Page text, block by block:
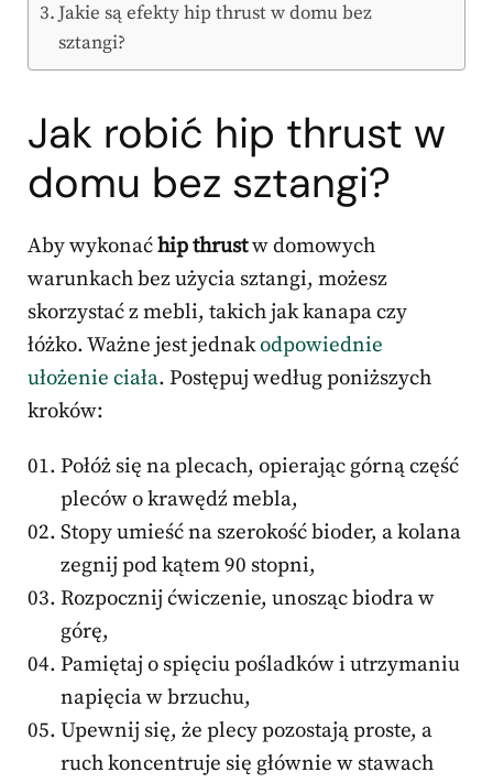
Jakie są efekty hip thrust w domu bez
sztangi?
Jak robić hip thrust w
domu bez sztangi?
Aby wykonaćhip thrustw domowych
warunkach bez użycia sztangi, możesz
skorzystać z mebli, takich jak kanapa czy
łóżko. Ważne jest jednakodpowiednie
ułożenie ciała. Postępuj według poniższych
kroków:
Połóż się na plecach, opierając górną część
pleców o krawędź mebla,
Stopy umieść na szerokość bioder, a kolana
zegnij pod kątem 90 stopni,
Rozpocznij ćwiczenie, unosząc biodra w
górę,
Pamiętaj o spięciu pośladków i utrzymaniu
napięcia w brzuchu,
Upewnij się, że plecy pozostają proste, a
ruch koncentruje się głównie w stawach